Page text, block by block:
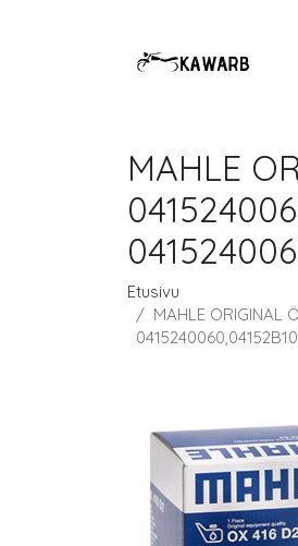
MAHLE
Etusivu
MAHLE ORIGINAL